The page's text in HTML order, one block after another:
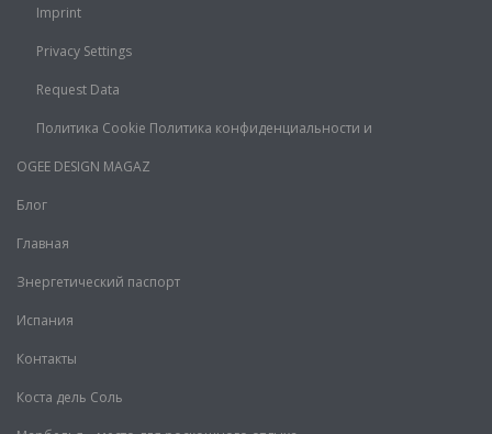
Imprint
Privacy Settings
Request Data
Политика Cookie Политика конфиденциальности и
OGEE DESIGN MAGAZ
Блог
Главная
Знергетический паспорт
Испания
Контакты
Коста дель Соль